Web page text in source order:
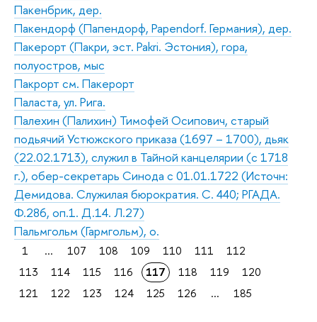
Пакенбрик, дер.
Пакендорф (Папендорф, Papendorf. Германия), дер.
Пакерорт (Пакри, эст. Pakri. Эстония), гора,
полуостров, мыс
Пакрорт см. Пакерорт
Паласта, ул. Рига.
Палехин (Палихин) Тимофей Осипович, старый
подьячий Устюжского приказа (1697 – 1700), дьяк
(22.02.1713), служил в Тайной канцелярии (с 1718
г.), обер-секретарь Синода с 01.01.1722 (Источн:
Демидова. Служилая бюрократия. С. 440; РГАДА.
Ф.286, оп.1. Д.14. Л.27)
Пальмгольм (Гармгольм), о.
1 ... 107 108 109 110 111
112
113
114 115 116 117 118 119
120
121
122 123 124 125 126 ... 185